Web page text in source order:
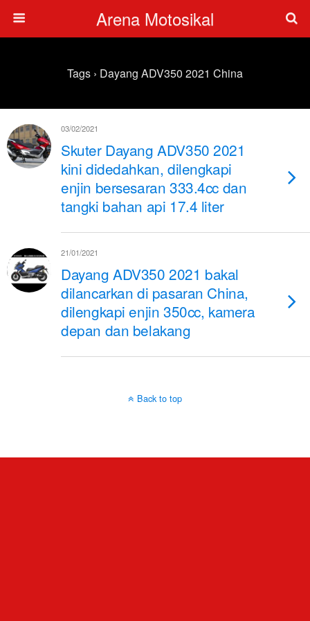
Arena Motosikal
Tags › Dayang ADV350 2021 China
03/02/2021
Skuter Dayang ADV350 2021
kini didedahkan, dilengkapi
enjin bersesaran 333.4cc dan
tangki bahan api 17.4 liter
21/01/2021
Dayang ADV350 2021 bakal
dilancarkan di pasaran China,
dilengkapi enjin 350cc, kamera
depan dan belakang
Back to top